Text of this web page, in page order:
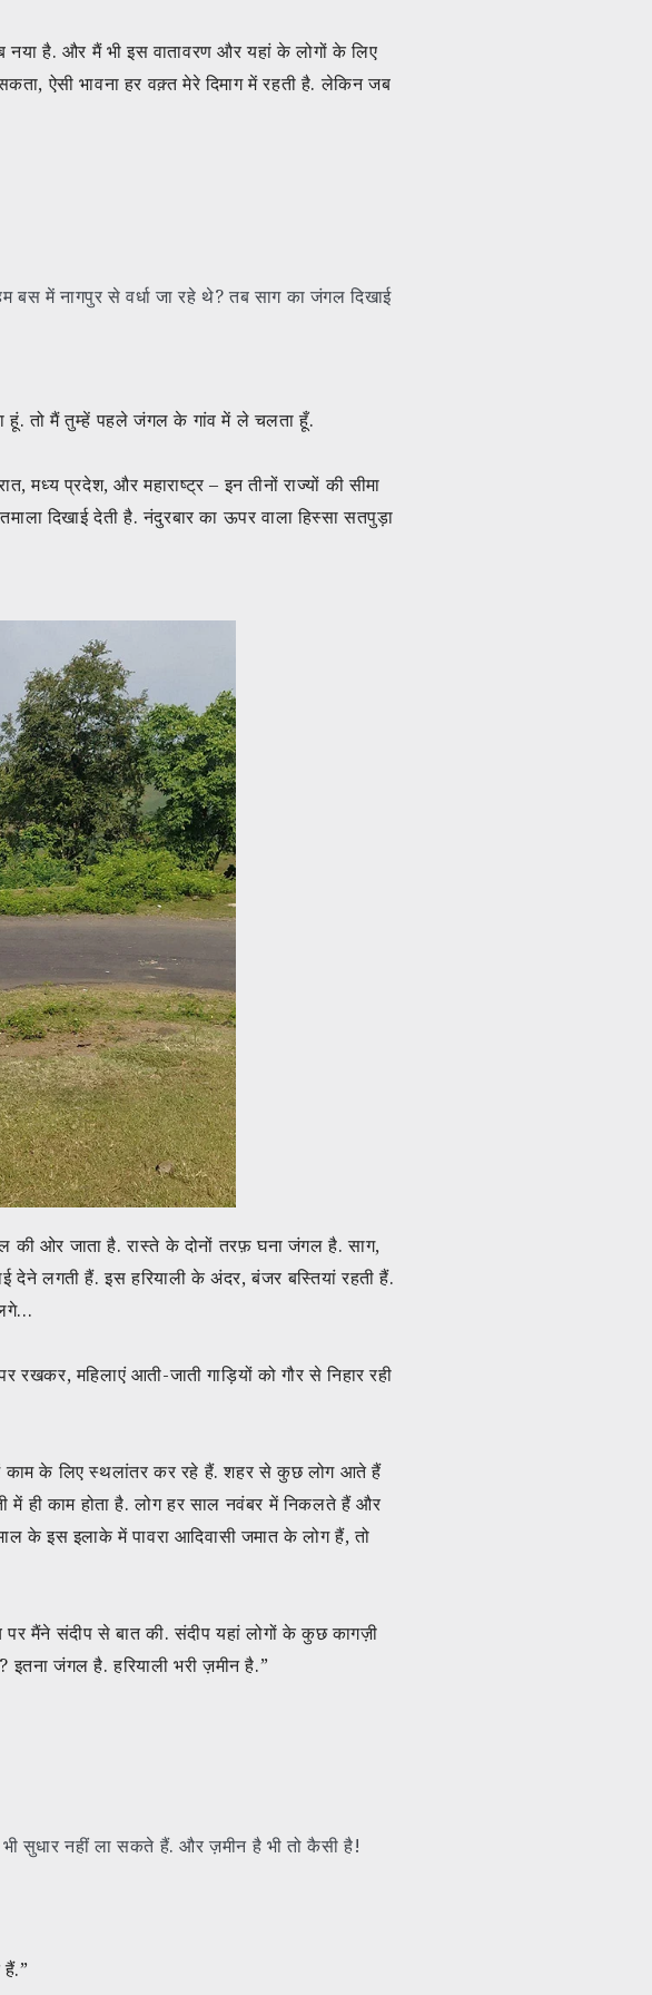
नया है. और मैं भी इस वातावरण और यहां के लोगों के लिए
ऐसी भावना हर वक़्त मेरे दिमाग में रहती है. लेकिन जब
में नागपुर से वर्धा जा रहे थे? तब साग का जंगल दिखाई
हूं. तो मैं तुम्हें पहले जंगल के गांव में ले चलता हूँ.
मध्य प्रदेश, और महाराष्ट्र – इन तीनों राज्यों की सीमा
दिखाई देती है. नंदुरबार का ऊपर वाला हिस्सा सतपुड़ा
की ओर जाता है. रास्ते के दोनों तरफ़ घना जंगल है. साग,
लगती हैं. इस हरियाली के अंदर, बंजर बस्तियां रहती हैं.
महिलाएं आती-जाती गाड़ियों को गौर से निहार रही
काम के लिए स्थलांतर कर रहे हैं. शहर से कुछ लोग आते हैं
में ही काम होता है. लोग हर साल नवंबर में निकलते हैं और
के इस इलाके में पावरा आदिवासी जमात के लोग हैं, तो
पर मैंने संदीप से बात की. संदीप यहां लोगों के कुछ कागज़ी
जंगल है. हरियाली भरी ज़मीन है.”
भी सुधार नहीं ला सकते हैं. और ज़मीन है भी तो कैसी है!